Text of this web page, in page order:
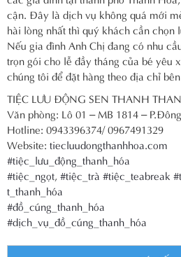
cận. Đây là dịch vụ không quá mới
hài lòng nhất thì quý khách cần chọn
Nếu gia đình Anh Chị đang có nhu
trọn gói cho lễ đầy tháng của bé yêu
chúng tôi để đặt hàng theo địa chỉ
TIỆC LƯU ĐỘNG SEN THANH
Văn phòng: Lô 01 – MB 1814 –
Hotline: 0943396374/ 0967491329
Website: tiecluudongthanhhoa.com
#tiệc_lưu_động_thanh_hóa
#tiệc_ngọt, #tiệc_trà #tiệc_teabreak
t_thanh_hóa
#đồ_cúng_thanh_hóa
#dịch_vụ_đồ_cúng_thanh_hóa